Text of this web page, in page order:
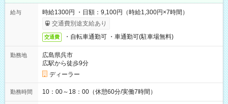
給与
時給1300円 ・日額：9,100円（時給1,300円×7時間）
交通費別途支給あり
交通費 ・自転車通勤可 ・車通勤可(駐車場無料)
勤務地
広島県呉市
広駅から徒歩9分
ディーラー
勤務時間 10：00～18：00（休憩60分/実働7時間）